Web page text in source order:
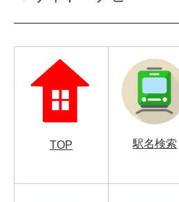
TOP 駅名検索